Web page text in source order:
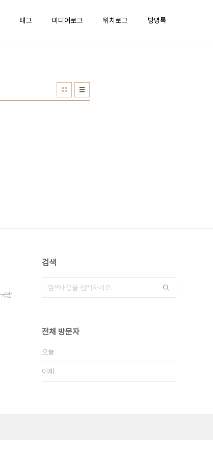
태그 미디어로그 위치로그 방명록
국방
검색
전체 방문자
오늘
어제